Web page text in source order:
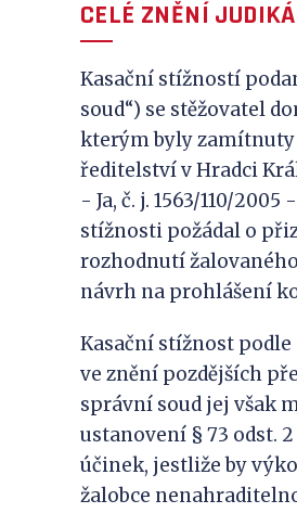
CELÉ ZNĚNÍ
Kasační stížností
soud“) se stěžovatel
kterým byly
ředitelství v Hradci
- Ja, č. j. 1563/110/
stížnosti požádal o
rozhodnutí
návrh na prohlášení
Kasační stížnost podle
ve znění pozdějších
správní soud jej však
ustanovení § 73 odst. 2
účinek, jestliže by
žalobce